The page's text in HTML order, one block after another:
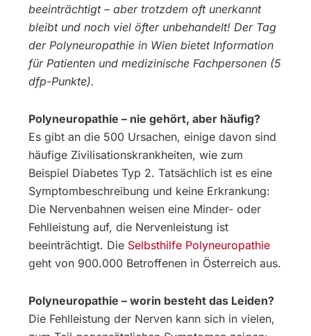
beeinträchtigt – aber trotzdem oft unerkannt
bleibt und noch viel öfter unbehandelt! Der Tag
der Polyneuropathie in Wien bietet Information
für Patienten und medizinische Fachpersonen (5
dfp-Punkte).
Polyneuropathie – nie gehört, aber häufig?
Es gibt an die 500 Ursachen, einige davon sind
häufige Zivilisationskrankheiten, wie zum
Beispiel Diabetes Typ 2. Tatsächlich ist es eine
Symptombeschreibung und keine Erkrankung:
Die Nervenbahnen weisen eine Minder- oder
Fehlleistung auf, die Nervenleistung ist
beeinträchtigt. Die Selbsthilfe Polyneuropathie
geht von 900.000 Betroffenen in Österreich aus.
Polyneuropathie – worin besteht das Leiden?
Die Fehlleistung der Nerven kann sich in vielen,